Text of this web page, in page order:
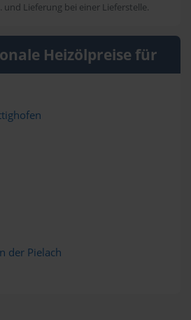
und Lieferung bei einer Lieferstelle.
Heizölpreise für
der Pielach